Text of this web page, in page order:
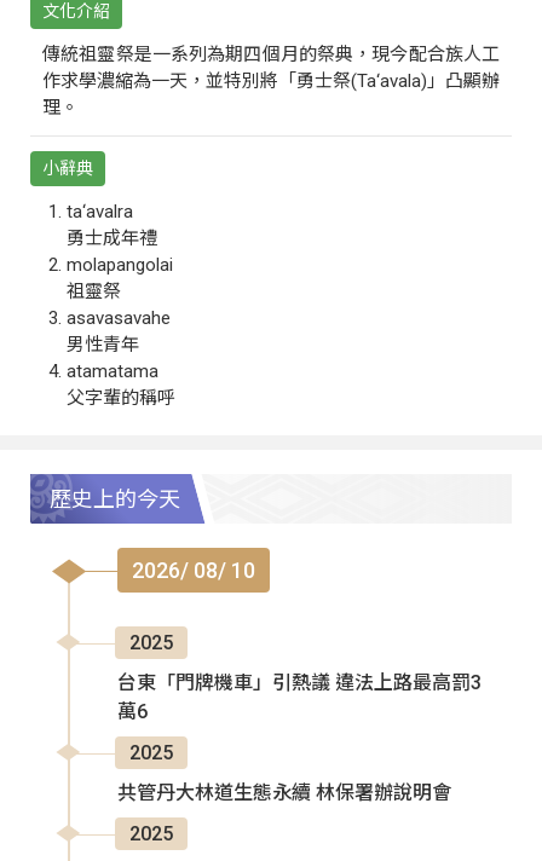
文化介紹
傳統祖靈祭是一系列為期四個月的祭典，現今配合族人工
作求學濃縮為一天，並特別將「勇士祭(Ta‘avala)」凸顯辦
理。
小辭典
ta‘avalra
勇士成年禮
molapangolai
祖靈祭
asavasavahe
男性青年
atamatama
父字輩的稱呼
歷史上的今天
2026/ 08/ 10
2025
台東「門牌機車」引熱議 違法上路最高罰3
萬6
2025
共管丹大林道生態永續 林保署辦說明會
2025